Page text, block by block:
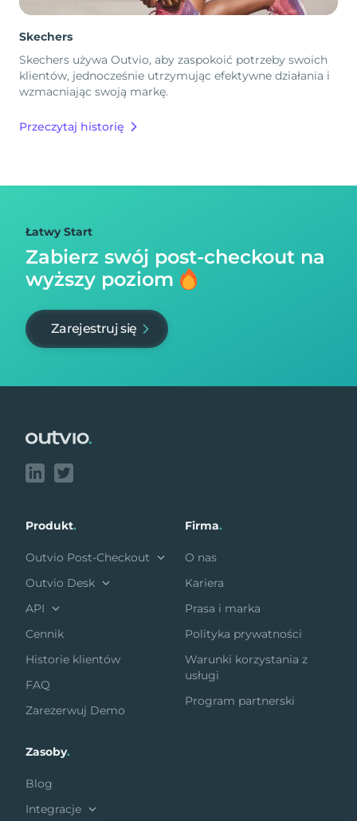
Skechers
Skechers używa Outvio, aby zaspokoić potrzeby swoich
klientów, jednocześnie utrzymując efektywne działania i
wzmacniając swoją markę.
Przeczytaj historię
Łatwy Start
Zabierz swój post-checkout na
wyższy poziom
Zarejestruj się
Produkt.
Outvio Post-Checkout
Outvio Desk
API
Cennik
Historie klientów
FAQ
Zarezerwuj Demo
Firma.
O nas
Kariera
Prasa i marka
Polityka prywatności
Warunki korzystania z
usługi
Program partnerski
Zasoby.
Blog
Integracje